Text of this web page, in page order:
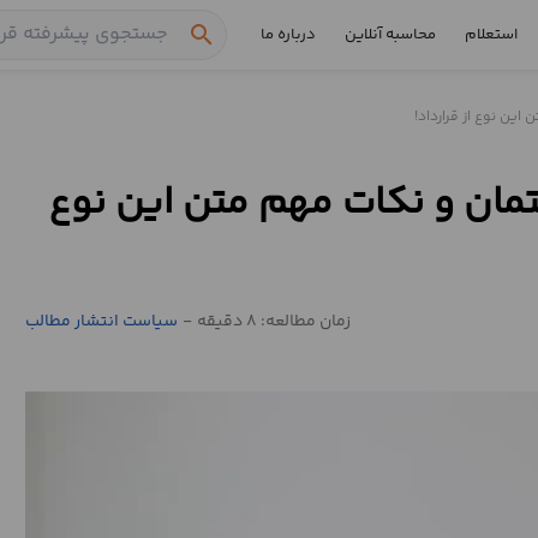
استعلام محاسبه آنلاین درباره ما search
نوع از قرارداد!
و نکات مهم متن این نوع
زمان مطالعه: 8 دقیقه - سیاست انتشار مطالب